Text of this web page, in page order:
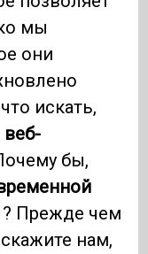
мы
они
искать,
веб-
бы,
? Прежде чем
нам,